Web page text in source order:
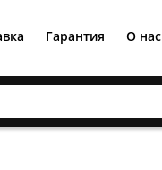
Гарантия О нас